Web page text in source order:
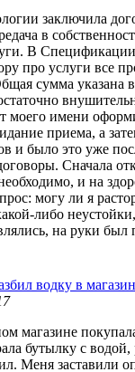
заключила
в
В
про услуги все
сумма указана
моего имени
приема, а
и было это уже
Сначала
и на
могу ли я
либо
на руки был
водку в
магазине
бутылку с водой,
Меня заставили